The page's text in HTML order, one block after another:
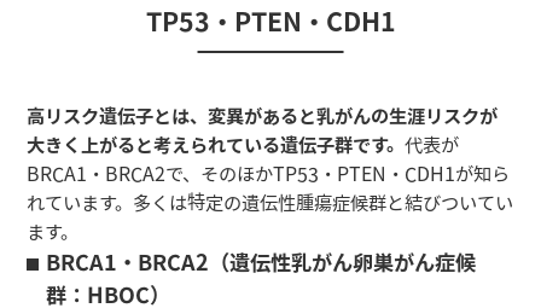
TP53・PTEN・CDH1
高リスク遺伝子とは、変異があると乳がんの生涯リスクが
大きく上がると考えられている遺伝子群です。代表が
BRCA1・BRCA2で、そのほかTP53・PTEN・CDH1が知ら
れています。多くは特定の遺伝性腫瘍症候群と結びついてい
ます。
BRCA1・BRCA2（遺伝性乳がん卵巣がん症候
群：HBOC）